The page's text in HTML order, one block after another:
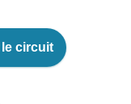
circuit